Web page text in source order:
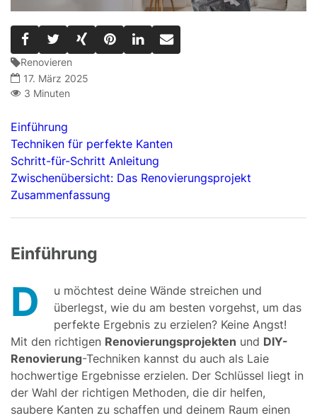
Renovieren
17. März 2025
3 Minuten
Einführung
Techniken für perfekte Kanten
Schritt-für-Schritt Anleitung
Zwischenübersicht: Das Renovierungsprojekt
Zusammenfassung
Einführung
D
u möchtest deine Wände streichen und
überlegst, wie du am besten vorgehst, um das
perfekte Ergebnis zu erzielen? Keine Angst!
Mit den richtigen Renovierungsprojekten und DIY-
Renovierung-Techniken kannst du auch als Laie
hochwertige Ergebnisse erzielen. Der Schlüssel liegt in
der Wahl der richtigen Methoden, die dir helfen,
saubere Kanten zu schaffen und deinem Raum einen